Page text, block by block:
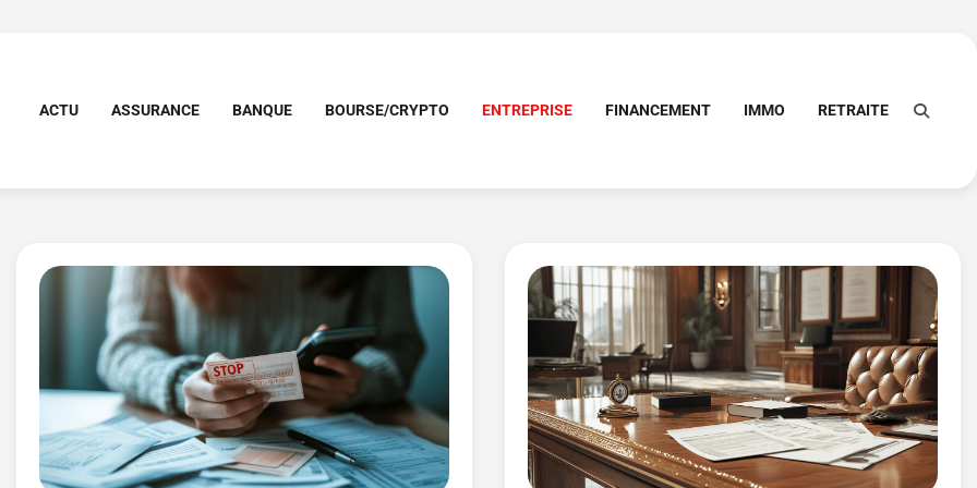
ACTU ASSURANCE BANQUE BOURSE/CRYPTO ENTREPRISE FINANCEMENT IMMO RETRAITE